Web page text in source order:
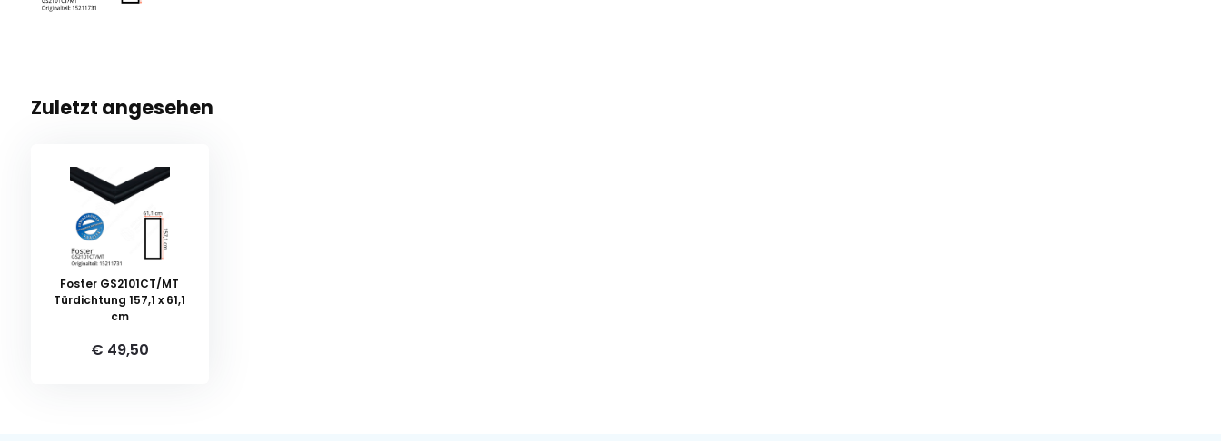
Zuletzt angesehen
Foster GS2101CT/MT
Türdichtung 157,1 x 61,1
cm
€ 49,50